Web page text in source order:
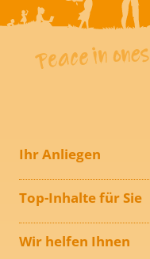
Ihr Anliegen
Top-Inhalte für Sie
Wir helfen Ihnen